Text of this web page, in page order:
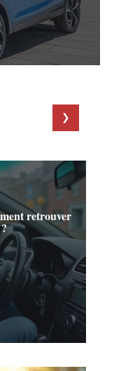
retrouver